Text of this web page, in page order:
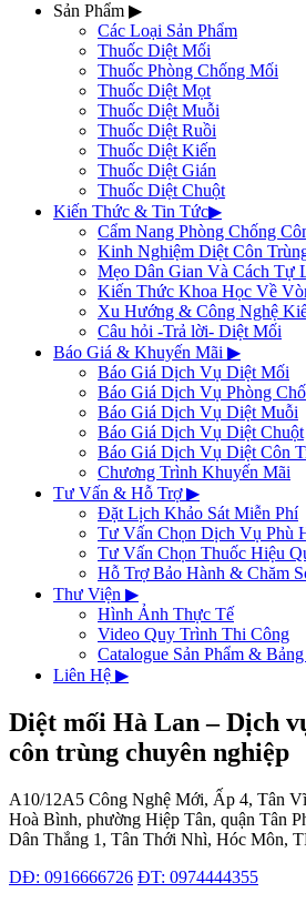
Sản Phẩm ▶
Các Loại Sản Phẩm
Thuốc Diệt Mối
Thuốc Phòng Chống Mối
Thuốc Diệt Mọt
Thuốc Diệt Muỗi
Thuốc Diệt Ruồi
Thuốc Diệt Kiến
Thuốc Diệt Gián
Thuốc Diệt Chuột
Kiến Thức & Tin Tức▶
Cẩm Nang Phòng Chống
Kinh Nghiệm Diệt Côn
Mẹo Dân Gian Và Cách Tự
Kiến Thức Khoa Học Về
Xu Hướng & Công Nghệ
Câu hỏi -Trả lời- Diệt Mối
Báo Giá & Khuyến Mãi ▶
Báo Giá Dịch Vụ Diệt Mối
Báo Giá Dịch Vụ Phòng
Báo Giá Dịch Vụ Diệt Muỗi
Báo Giá Dịch Vụ Diệt Chuột
Báo Giá Dịch Vụ Diệt Côn
Chương Trình Khuyến Mãi
Tư Vấn & Hỗ Trợ▶
Đặt Lịch Khảo Sát Miễn Phí
Tư Vấn Chọn Dịch Vụ Phù
Tư Vấn Chọn Thuốc Hiệu
Hỗ Trợ Bảo Hành & Chăm
Thư Viện ▶
Hình Ảnh Thực Tế
Video Quy Trình Thi Công
Catalogue Sản Phẩm &
Liên Hệ ▶
Diệt mối Hà Lan – Dịch
côn trùng chuyên nghiệp
A10/12A5 Công Nghệ Mới, Ấp 4, Tân
Hoà Bình, phường Hiệp Tân, quận Tân
Dân Thắng 1, Tân Thới Nhì, Hóc Môn,
DĐ: 0916666726 ĐT: 0974444355